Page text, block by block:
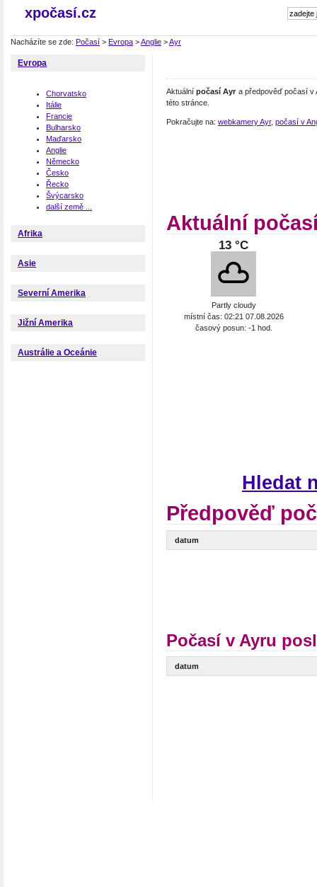
xpočasí.cz
Nacházíte se zde: Počasí > Evropa >Anglie >Ayr
Evropa
Chorvatsko
Itálie
Francie
Bulharsko
Maďarsko
Anglie
Německo
Česko
Řecko
Švýcarsko
další země ...
Afrika
Asie
Severní Amerika
Jižní Amerika
Austrálie a Oceánie
Aktuálnípočasí Ayr a předpověď počasí v
této stránce.
Pokračujte na: webkamery Ayr, počasí v
Aktuální
13 °C
Partly cloudy
místní čas: 02:21 07.08.2026
časový posun: -1 hod.
Hledat
Předpověď
datum
Počasí v Ayru
datum